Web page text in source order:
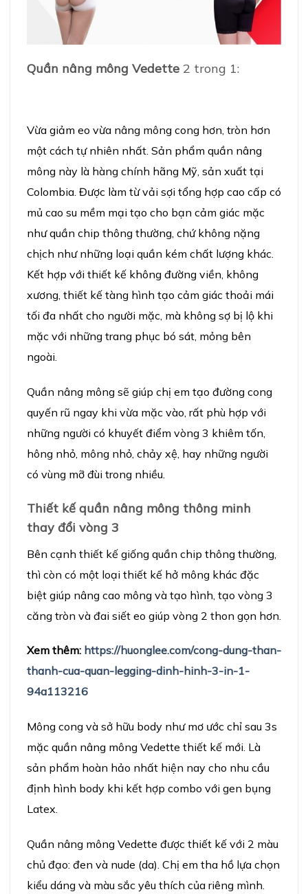
Quần nâng mông Vedette 2 trong 1:
Vừa giảm eo vừa nâng mông cong hơn, tròn hơn
một cách tự nhiên nhất. Sản phẩm quần nâng
mông này là hàng chính hãng Mỹ, sản xuất tại
Colombia. Được làm từ vải sợi tổng hợp cao cấp có
mủ cao su mềm mại tạo cho bạn cảm giác mặc
như quần chip thông thường, chứ không nặng
chịch như những loại quần kém chất lượng khác.
Kết hợp với thiết kế không đường viền, không
xương, thiết kế tàng hình tạo cảm giác thoải mái
tối đa nhất cho người mặc, mà không sợ bị lộ khi
mặc với những trang phục bó sát, mỏng bên
ngoài.
Quần nâng mông sẽ giúp chị em tạo đường cong
quyến rũ ngay khi vừa mặc vào, rất phù hợp với
những người có khuyết điểm vòng 3 khiêm tốn,
hông nhỏ, mông nhỏ, chảy xệ, hay những người
có vùng mỡ đùi trong nhiều.
Thiết kế quần nâng mông thông minh
thay đổi vòng 3
Bên cạnh thiết kế giống quần chip thông thường,
thì còn có một loại thiết kế hở mông khác đặc
biệt giúp nâng cao mông và tạo hình, tạo vòng 3
căng tròn và đai siết eo giúp vòng 2 thon gọn hơn.
Xem thêm: https://huonglee.com/cong-dung-than-
thanh-cua-quan-legging-dinh-hinh-3-in-1-
94a113216
Mông cong và sở hữu body như mơ ước chỉ sau 3s
mặc quần nâng mông Vedette thiết kế mới. Là
sản phẩm hoàn hảo nhất hiện nay cho nhu cầu
định hình body khi kết hợp combo với gen bụng
Latex.
Quần nâng mông Vedette được thiết kế với 2 màu
chủ đạo: đen và nude (da). Chị em tha hồ lựa chọn
kiểu dáng và màu sắc yêu thích của riêng mình.